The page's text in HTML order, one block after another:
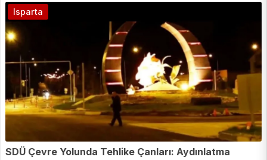
SDÜ Çevre Yolunda Tehlike Çanları: Aydınlatma
Isparta